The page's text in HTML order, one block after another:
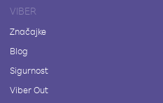
VIBER
Značajke
Blog
Sigurnost
Viber Out